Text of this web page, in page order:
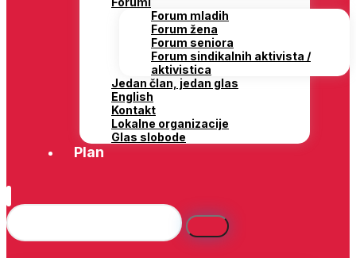
Forum mladih
Forum žena
Forum seniora
Forum sindikalnih aktivista /
aktivistica
Jedan član, jedan glas
English
Kontakt
Lokalne organizacije
Glas slobode
Plan